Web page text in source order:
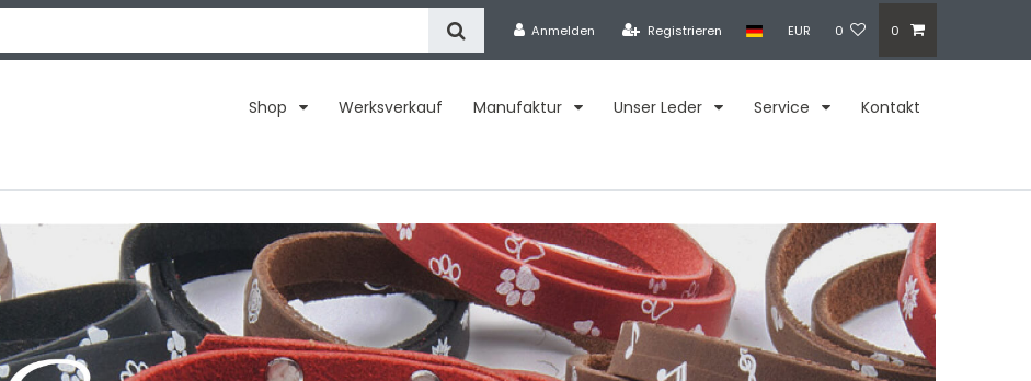
Anmelden Registrieren EUR 0 0
Shop Werksverkauf Manufaktur Unser Leder Service Kontakt